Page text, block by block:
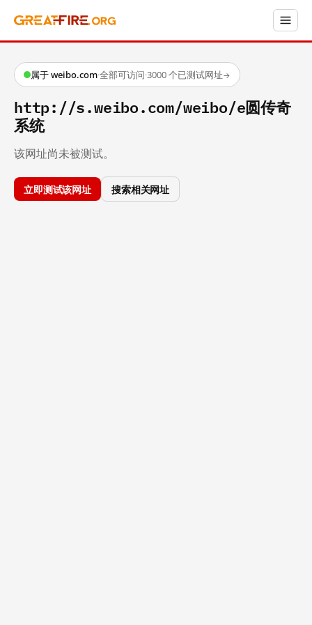
属于 weibo.com·全部可访问·3000 个已测试网址→
http://s.weibo.com/weibo/e圆传奇
系统
该网址尚未被测试。
立即测试该网址 搜索相关网址